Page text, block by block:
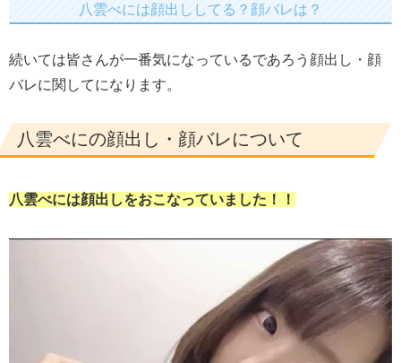
八雲べには顔出ししてる？顔バレは？
続いては皆さんが一番気になっているであろう顔出し・顔
バレに関してになります。
八雲べにの顔出し・顔バレについて
八雲べには顔出しをおこなっていました！！